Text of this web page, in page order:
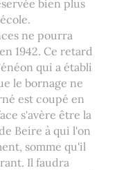
bien plus
ne pourra
1942. Ce retard
qui a établi
le bornage ne
est coupé en
s'avère être la
Beire à qui l'on
somme qu'il
Il faudra